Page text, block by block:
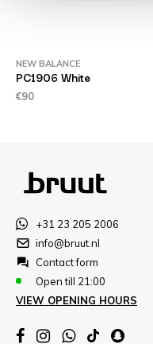
NEW BALANCE
PC1906 White
€90
+31 23 205 2006
info@bruut.nl
Contact form
Open till 21:00
VIEW OPENING HOURS